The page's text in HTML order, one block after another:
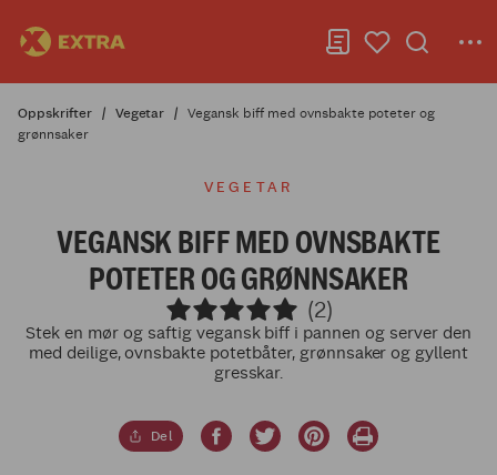
Oppskrifter Vegetar
Vegansk biff med ovnsbakte poteter og
grønnsaker
VEGETAR
VEGANSK BIFF MED OVNSBAKTE
POTETER OG GRØNNSAKER
(2)
Stek en mør og saftig vegansk biff i pannen og server den
med deilige, ovnsbakte potetbåter, grønnsaker og gyllent
gresskar.
Del